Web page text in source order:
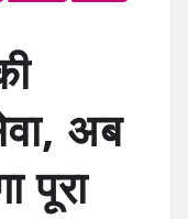
अब
पूरा